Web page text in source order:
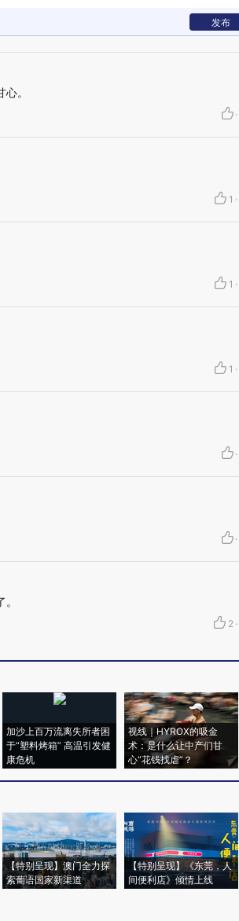
发布
。
·
1 ·
1 ·
1 ·
·
·
2 ·
加沙上百万流离失所者困
于“塑料烤箱” 高温引发健
康危机
视线｜HYROX的吸金
术：是什么让中产们甘
心“花钱找虐”？
【特别呈现】澳门全力探
索葡语国家新渠道
【特别呈现】《东莞，人
间便利店》倾情上线